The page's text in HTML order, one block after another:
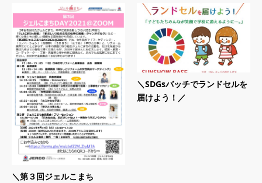
＼第３回ジェルこまち
＼SDGsバッチでランドセルを
届けよう！／